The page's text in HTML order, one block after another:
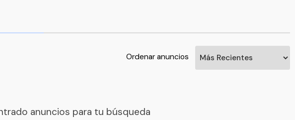
Ordenar anuncios
anuncios para tu búsqueda